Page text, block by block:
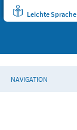
Leichte Sprache
NAVIGATION